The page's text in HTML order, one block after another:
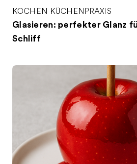
KOCHEN KÜCHENPRAXIS
Glasieren: perfekter Glanz
Schliff